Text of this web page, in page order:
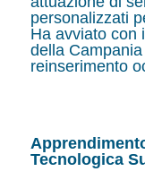
personalizzati
Ha avviato con
della Campania
reinserimento
Tecnologica